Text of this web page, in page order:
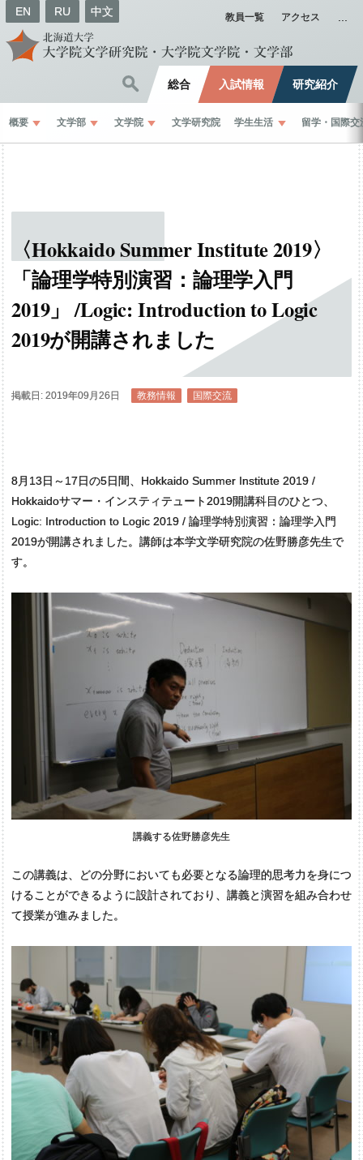
EN RU 中文 教員一覧 アクセス
総合 入試情報 研究紹介
概要 文学部 文学院 文学研究院 学生生活 留学 ・ 国際交
〈Hokkaido Summer Institute 2019〉
「論理学特別演習： 論理学入門
2019」 /Logic: Introduction to Logic
2019が開講されました
掲載日: 2019年09月26日 教務情報 国際交流
8月13日～17日の5日間、Hokkaido Summer Institute 2019 /
Hokkaidoサマー・インスティテュート2019開講科目のひとつ、
Logic: Introduction to Logic 2019 / 論理学特別演習：論理学入門
2019が開講されました。講師は本学文学研究院の佐野勝彦先生で
す。
講義する佐野勝彦先生
この講義は、どの分野においても必要となる論理的思考力を身につ
けることができるように設計されており、講義と演習を組み合わせ
て授業が進みました。